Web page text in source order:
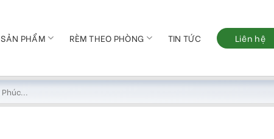
SẢN PHẨM RÈM THEO PHÒNG TIN TỨC Liên hệ